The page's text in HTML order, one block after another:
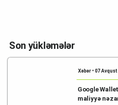
Son yükləmələr
Xəbər • 07
Google
maliyyə